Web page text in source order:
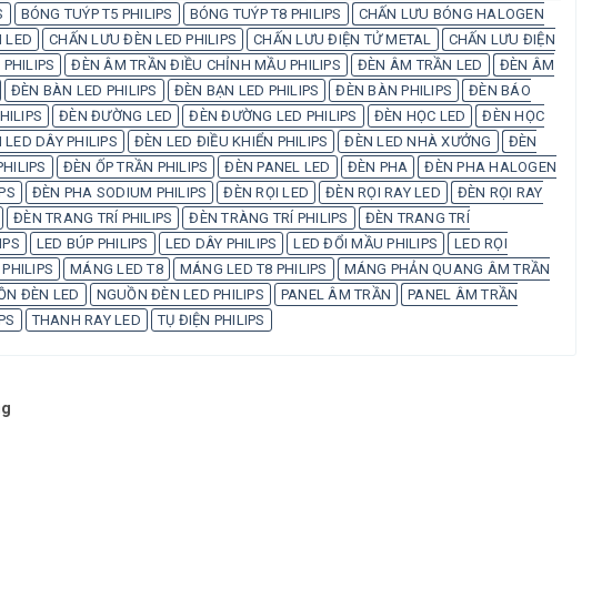
BÓNG TUÝP T5 PHILIPS BÓNG TUÝP T8 PHILIPS
CHẤN LƯU BÓNG HALOGEN
LED CHẤN LƯU ĐÈN LED PHILIPS CHẤN LƯU ĐIỆN TỬ METAL
CHẤN LƯU ĐIỆN
ĐÈN ÂM TRẦN ĐIỀU CHỈNH MẦU PHILIPS ĐÈN ÂM TRẦN LED
ĐÈN ÂM
ĐÈN BÀN LED PHILIPS ĐÈN BẠN LED PHILIPS ĐÈN BÀN PHILIPS
ĐÈN BÁO
ĐÈN ĐƯỜNG LED ĐÈN ĐƯỜNG LED PHILIPS ĐÈN HỌC LED
ĐÈN HỌC
LED DÂY PHILIPS ĐÈN LED ĐIỀU KHIỂN PHILIPS ĐÈN LED NHÀ XƯỞNG
ĐÈN
ĐÈN ỐP TRẦN PHILIPS ĐÈN PANEL LED ĐÈN PHA
ĐÈN PHA HALOGEN
ĐÈN PHA SODIUM PHILIPS ĐÈN RỌI LED ĐÈN RỌI RAY LED
ĐÈN RỌI RAY
ĐÈN TRANG TRÍ PHILIPS ĐÈN TRÀNG TRÍ PHILIPS
ĐÈN TRANG TRÍ
LED BÚP PHILIPS LED DÂY PHILIPS LED ĐỔI MẦU PHILIPS
LED RỌI
MÁNG LED T8 MÁNG LED T8 PHILIPS
MÁNG PHẢN QUANG ÂM TRẦN
ĐÈN LED NGUỒN ĐÈN LED PHILIPS PANEL ÂM TRẦN
PANEL ÂM TRẦN
THANH RAY LED TỤ ĐIỆN PHILIPS